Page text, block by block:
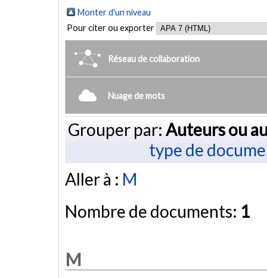
Monter d'un niveau
Pour citer ou exporter
Réseau de collaboration
Nuage de mots
Grouper par: Auteurs ou
type de
Aller à : M
Nombre de documents: 1
M